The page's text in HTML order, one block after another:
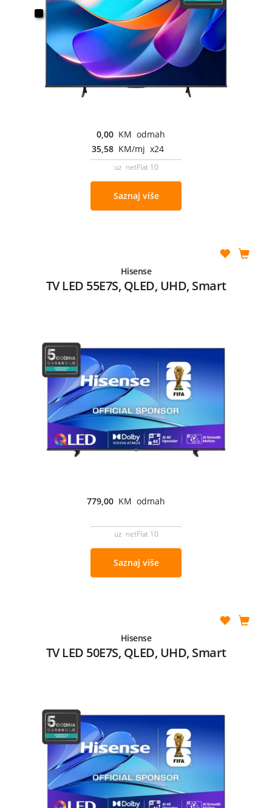
0,00 KM odmah
35,58 KM/mj x24
uz netFlat 10
Saznaj više
Hisense
TV LED 55E7S, QLED, UHD, Smart
779,00 KM odmah
uz netFlat 10
Saznaj više
Hisense
TV LED 50E7S, QLED, UHD, Smart